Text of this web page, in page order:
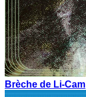
Brèche de Li-Cam